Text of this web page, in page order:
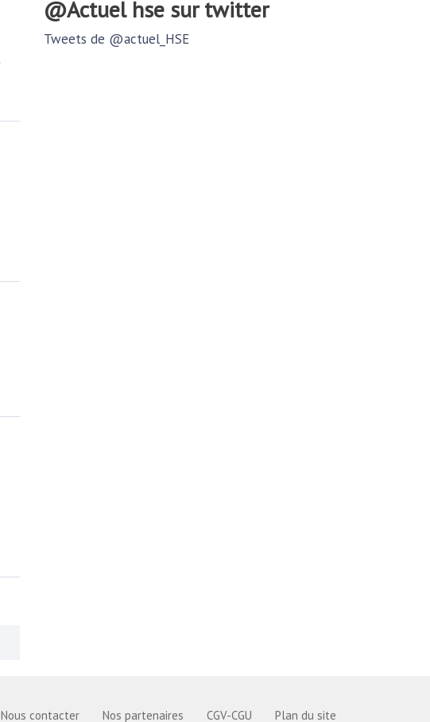
@actuel hse sur twitter
Tweets de @actuel_HSE
Nous contacter Nos partenaires CGV-CGU Plan du site